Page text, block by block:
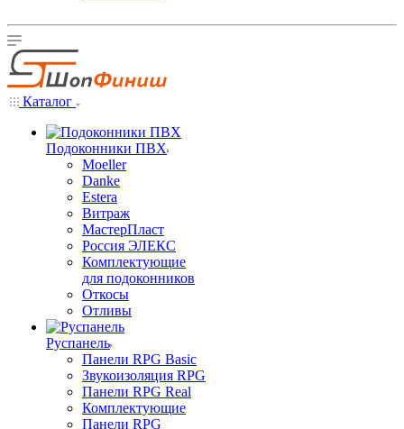
Каталог
Подоконники ПВХ
Moeller
Danke
Estera
Витраж
МастерПласт
Россия ЭЛЕКС
Комплектующие
для подоконников
Откосы
Отливы
Руспанель
Панели RPG Basic
Звукоизоляция RPG
Панели RPG Real
Комплектующие
Панели RPG